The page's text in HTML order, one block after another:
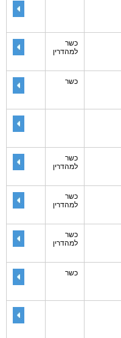
כשר
למהדרין
כשר
כשר
למהדרין
כשר
למהדרין
כשר
למהדרין
כשר